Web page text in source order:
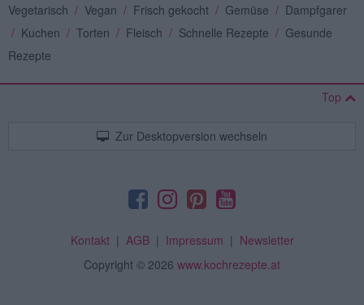
Vegetarisch / Vegan / Frisch gekocht / Gemüse / Dampfgarer
/ Kuchen / Torten / Fleisch / Schnelle Rezepte / Gesunde
Rezepte
Top
Zur Desktopversion wechseln
Kontakt| AGB| Impressum | Newsletter
Copyright © 2026 www.kochrezepte.at